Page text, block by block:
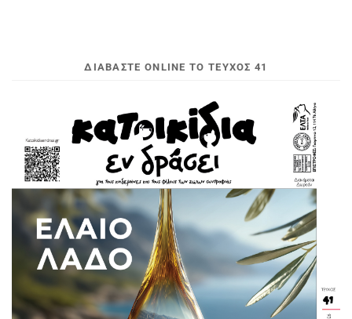
ΔΙΑΒΆΣΤΕ ONLINE ΤΟ ΤΕΎΧΟΣ 41